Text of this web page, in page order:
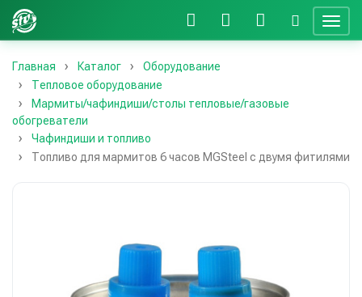
Главная Каталог
Оборудование
Тепловое оборудование
Мармиты/чафиндиши/столы тепловые/газовые
обогреватели
Чафиндиши и топливо
Топливо для мармитов 6 часов MGSteel с двумя фитилями